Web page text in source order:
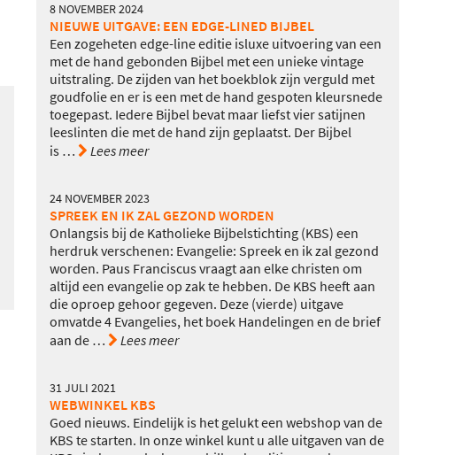
8 NOVEMBER 2024
NIEUWE UITGAVE: EEN EDGE-LINED BIJBEL
Een zogeheten edge-line editie isluxe uitvoering van een
met de hand gebonden Bijbel met een unieke vintage
uitstraling. De zijden van het boekblok zijn verguld met
goudfolie en er is een met de hand gespoten kleursnede
toegepast. Iedere Bijbel bevat maar liefst vier satijnen
leeslinten die met de hand zijn geplaatst. Der Bijbel
is… Lees meer
24 NOVEMBER 2023
SPREEK EN IK ZAL GEZOND WORDEN
Onlangsis bij de Katholieke Bijbelstichting (KBS) een
herdruk verschenen: Evangelie: Spreek en ik zal gezond
worden. Paus Franciscus vraagt aan elke christen om
altijd een evangelie op zak te hebben. De KBS heeft aan
die oproep gehoor gegeven. Deze (vierde) uitgave
omvatde 4 Evangelies, het boek Handelingen en de brief
aan de… Lees meer
31 JULI 2021
WEBWINKEL KBS
Goed nieuws. Eindelijk is het gelukt een webshop van de
KBS te starten. In onze winkel kunt u alle uitgaven van de